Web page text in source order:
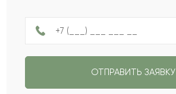
А Алдона
ОТПРАВИТЬ ЗАЯВКУ